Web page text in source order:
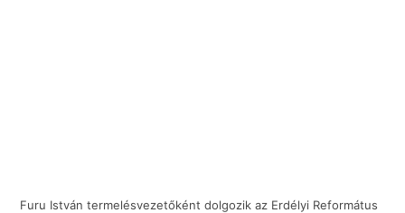
Furu István termelésvezetőként dolgozik az Erdélyi Református